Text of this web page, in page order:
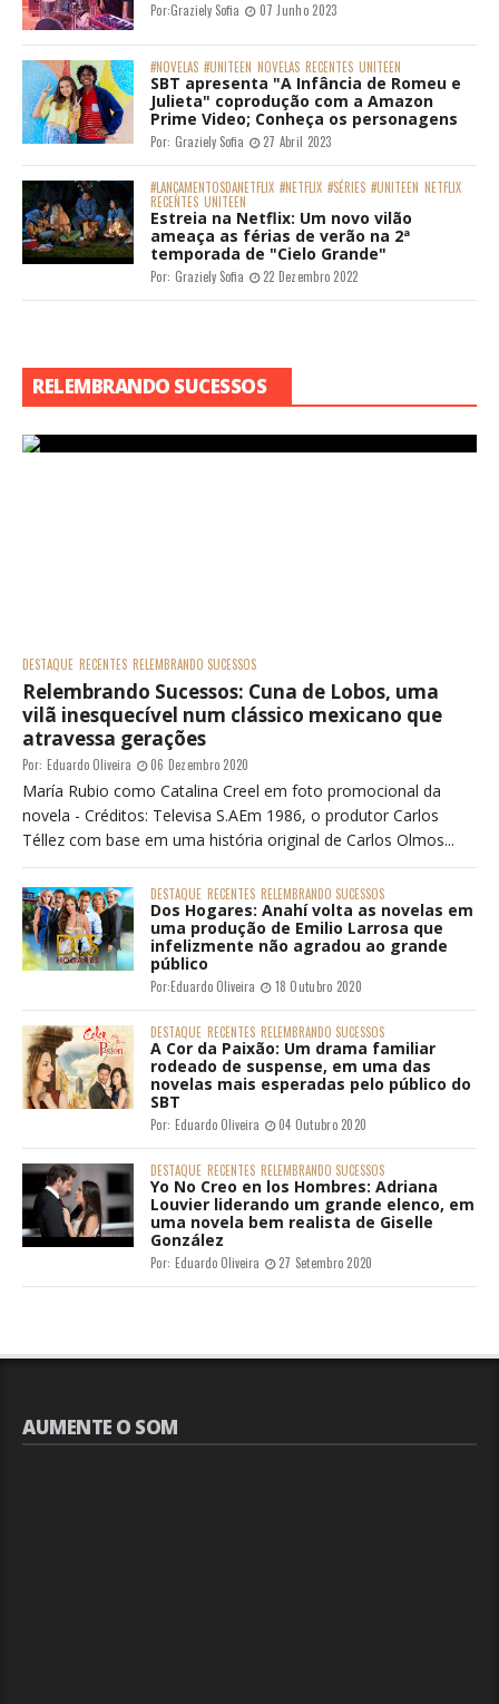
Por:Graziely Sofia 07 Junho 2023
#NOVELAS #UNITEEN NOVELAS RECENTES UNITEEN
SBT apresenta "A Infância de Romeu e
Julieta" coprodução com a Amazon
Prime Video; Conheça os personagens
Por: Graziely Sofia 27 Abril 2023
#LANÇAMENTOSDANETFLIX #NETFLIX #SÉRIES #UNITEEN NETFLIX
RECENTES UNITEEN
Estreia na Netflix: Um novo vilão
ameaça as férias de verão na 2ª
temporada de "Cielo Grande"
Por: Graziely Sofia 22 Dezembro 2022
RELEMBRANDO SUCESSOS
DESTAQUE RECENTES RELEMBRANDO SUCESSOS
Relembrando Sucessos: Cuna de Lobos, uma
vilã inesquecível num clássico mexicano que
atravessa gerações
Por: Eduardo Oliveira 06 Dezembro 2020
María Rubio como Catalina Creel em foto promocional da
novela - Créditos: Televisa S.AEm 1986, o produtor Carlos
Téllez com base em uma história original de Carlos Olmos...
DESTAQUE RECENTES RELEMBRANDO SUCESSOS
Dos Hogares: Anahí volta as novelas em
uma produção de Emilio Larrosa que
infelizmente não agradou ao grande
público
Por:Eduardo Oliveira 18 Outubro 2020
DESTAQUE RECENTES RELEMBRANDO SUCESSOS
A Cor da Paixão: Um drama familiar
rodeado de suspense, em uma das
novelas mais esperadas pelo público do
SBT
Por: Eduardo Oliveira 04 Outubro 2020
DESTAQUE RECENTES RELEMBRANDO SUCESSOS
Yo No Creo en los Hombres: Adriana
Louvier liderando um grande elenco, em
uma novela bem realista de Giselle
González
Por: Eduardo Oliveira 27 Setembro 2020
AUMENTE O SOM